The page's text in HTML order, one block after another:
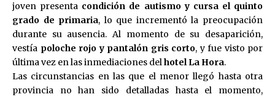
joven presenta condición de autismo y cursa el quinto
grado de primaria, lo que incrementó la preocupación
durante su ausencia. Al momento de su desaparición,
vestía poloche rojo y pantalón gris corto, y fue visto por
última vez en las inmediaciones delhotel La Hora.
Las circunstancias en las que el menor llegó hasta otra
provincia no han sido detalladas hasta el momento,